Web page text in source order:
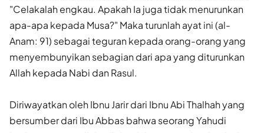
"Celakalah engkau. Apakah Ia juga tidak menurunkan
apa-apa kepada Musa?" Maka turunlah ayat ini (al-
Anam: 91) sebagai teguran kepada orang-orang yang
menyembunyikan sebagian dari apa yang diturunkan
Allah kepada Nabi dan Rasul.
Diriwayatkan oleh Ibnu Jarir dari Ibnu Abi Thalhah yang
bersumber dari Ibu Abbas bahwa seorang Yahudi